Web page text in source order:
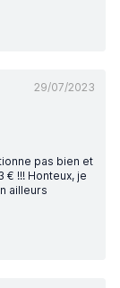
29/07/2023
pas bien et
€ !!! Honteux, je
ailleurs